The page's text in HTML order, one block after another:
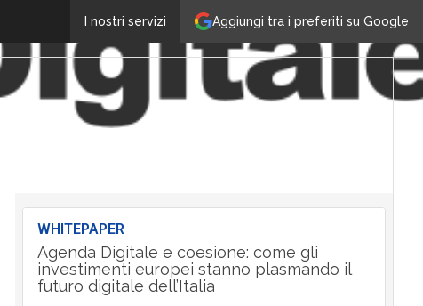
Aggiungi tra i preferiti su Google
I nostri servizi
WHITEPAPER
Agenda Digitale e coesione: come gli
investimenti europei stanno plasmando il
futuro digitale dell’Italia